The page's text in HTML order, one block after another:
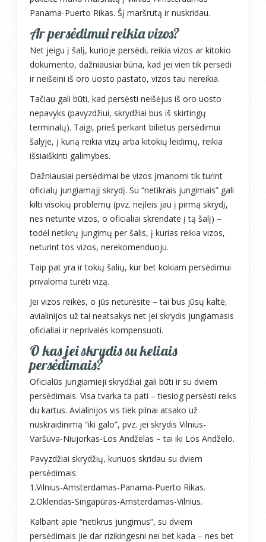
Panama-Puerto Rikas. Šį maršrutą ir nuskridau.
Ar persėdimui reikia vizos?
Net jeigu į šalį, kurioje persėdi, reikia vizos ar kitokio
dokumento, dažniausiai būna, kad jei vien tik persėdi
ir neišeini iš oro uosto pastato, vizos tau nereikia.
Tačiau gali būti, kad persėsti neišėjus iš oro uosto
nepavyks (pavyzdžiui, skrydžiai bus iš skirtingų
terminalų). Taigi, prieš perkant bilietus persėdimui
šalyje, į kurią reikia vizų arba kitokių leidimų, reikia
išsiaiškinti galimybes.
Dažniausiai persėdimai be vizos įmanomi tik turint
oficialų jungiamąjį skrydį. Su “netikrais jungimais” gali
kilti visokių problemų (pvz. neįleis jau į pirmą skrydį,
nes neturite vizos, o oficialiai skrendate į tą šalį) –
todėl netikrų jungimų per šalis, į kurias reikia vizos,
neturint tos vizos, nerekomenduoju.
Taip pat yra ir tokių šalių, kur bet kokiam persėdimui
privaloma turėti vizą.
Jei vizos reikės, o jūs neturėsite – tai bus jūsų kaltė,
avialinijos už tai neatsakys net jei skrydis jungiamasis
oficialiai ir neprivalės kompensuoti.
O kas jei skrydis su keliais
persėdimais?
Oficialūs jungiamieji skrydžiai gali būti ir su dviem
persėdimais. Visa tvarka ta pati – tiesiog persėsti reiks
du kartus. Avialinijos vis tiek pilnai atsako už
nuskraidinimą “iki galo”, pvz. jei skrydis Vilnius-
Varšuva-Niujorkas-Los Andželas – tai iki Los Andželo.
Pavyzdžiai skrydžių, kuriuos skridau su dviem
persėdimais:
1.Vilnius-Amsterdamas-Panama-Puerto Rikas.
2.Oklendas-Singapūras-Amsterdamas-Vilnius.
Kalbant apie “netikrus jungimus”, su dviem
persėdimais jie dar rizikingesni nei bet kada – nes bet